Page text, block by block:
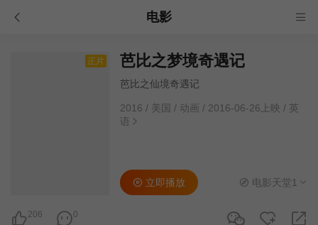
电影
正片 芭比之梦境奇遇记
芭比之仙境奇遇记
2016 / 美国 / 动画 / 2016-06-26上映 / 英
语
206 0
立即播放 电影天堂1